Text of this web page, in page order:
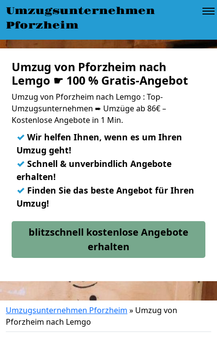
Umzugsunternehmen
Pforzheim
Umzug von Pforzheim nach
Lemgo ☛ 100 % Gratis-Angebot
Umzug von Pforzheim nach Lemgo : Top-
Umzugsunternehmen ➨ Umzüge ab 86€ –
Kostenlose Angebote in 1 Min.
✓ Wir helfen Ihnen, wenn es um Ihren
Umzug geht!
✓ Schnell & unverbindlich Angebote
erhalten!
✓ Finden Sie das beste Angebot für Ihren
Umzug!
blitzschnell kostenlose Angebote
erhalten
Umzugsunternehmen Pforzheim » Umzug von
Pforzheim nach Lemgo